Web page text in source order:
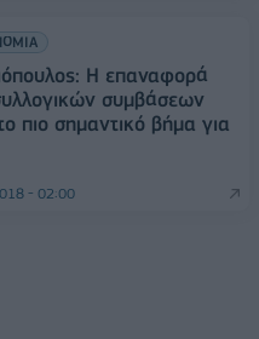
Η επαναφορά
συμβάσεων
πιο σημαντικό βήμα για
- 02:00